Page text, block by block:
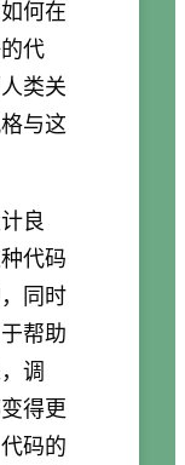
何在
代
类关
与这
良
代码
同时
帮助
调
得更
码的